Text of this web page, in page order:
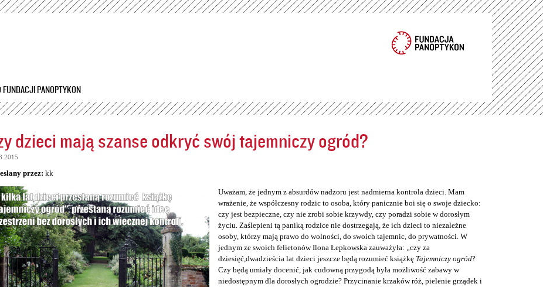
Przejdź
FUNDACJI PANOPTYKON
dzieci mają szanse odkryć swój tajemniczy ogród?
przez: kk
Uważam, że jednym z absurdów nadzoru jest nadmierna kontrola dzieci. Mam
wrażenie, że współczesny rodzic to osoba, który panicznie boi się o swoje dziecko:
czy jest bezpieczne, czy nie zrobi sobie krzywdy, czy poradzi sobie w dorosłym
życiu. Zaślepieni tą paniką rodzice nie dostrzegają, że ich dzieci to niezależne
osoby, którzy mają prawo do wolności, do swoich tajemnic, do prywatności. W
jednym ze swoich felietonów Ilona Łepkowska zauważyła: „czy za
dziesięć,dwadzieścia lat dzieci jeszcze będą rozumieć książkę Tajemniczy ogród?
Czy będą umiały docenić, jak cudowną przygodą była możliwość zabawy w
niedostępnym dla dorosłych ogrodzie? Przycinanie krzaków róż, pielenie grządek i